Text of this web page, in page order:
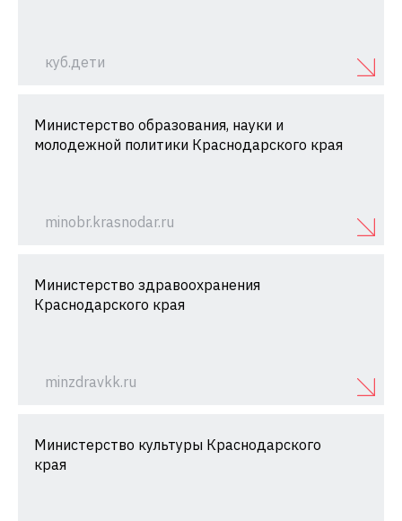
куб.дети
Министерство образования, науки и
молодежной политики Краснодарского края
minobr.krasnodar.ru
Министерство здравоохранения
Краснодарского края
minzdravkk.ru
Министерство культуры Краснодарского
края